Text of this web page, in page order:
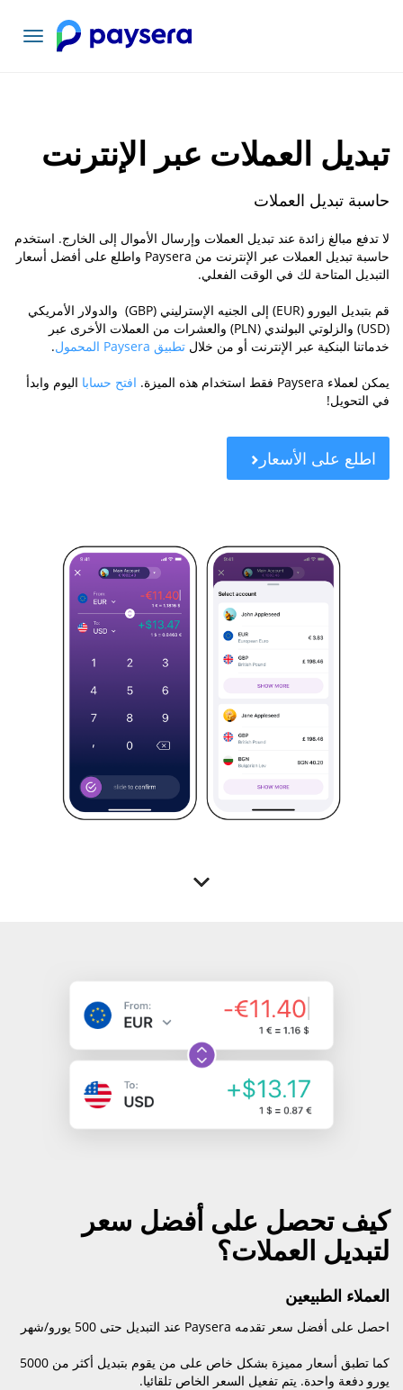
تبديل
التنقل
تبديل العملات عبر الإنترنت
حاسبة تبديل العملات
لا تدفع مبالغ زائدة عند تبديل العملات وإرسال الأموال إلى الخارج. استخدم
حاسبة تبديل العملات عبر الإنترنت من Paysera واطلع على أفضل أسعار
التبديل المتاحة لك في الوقت الفعلي.
قم بتبديل اليورو (EUR) إلى الجنيه الإسترليني (GBP) والدولار الأمريكي
(USD) والزلوتي البولندي (PLN) والعشرات من العملات الأخرى عبر
خدماتنا البنكية عبر الإنترنت أو من خلال تطبيق Paysera المحمول .
يمكن لعملاء Paysera فقط استخدام هذه الميزة. افتح حسابا اليوم وابدأ
في التحويل!
اطلع على الأسعار
كيف تحصل على أفضل سعر
لتبديل العملات؟
العملاء الطبيعين
احصل على أفضل سعر تقدمه Paysera عند التبديل حتى 500 يورو/شهر
كما تطبق أسعار مميزة بشكل خاص على من يقوم بتبديل أكثر من 5000
يورو دفعة واحدة. يتم تفعيل السعر الخاص تلقائيا.